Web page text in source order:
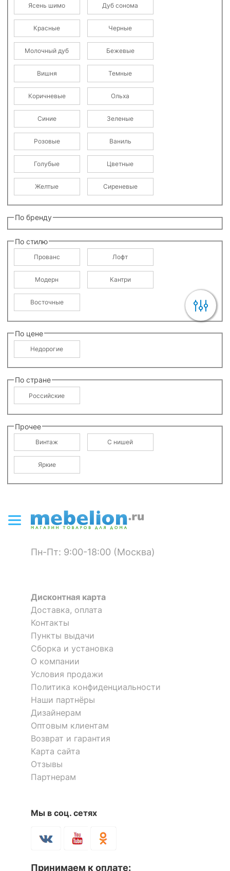
Ясень шимо Дуб сонома
Красные Черные
Молочный дуб Бежевые
Вишня Темные
Коричневые Ольха
Синие Зеленые
Розовые Ваниль
Голубые Цветные
Желтые Сиреневые
По бренду
По стилю
Прованс Лофт
Модерн Кантри
Восточные
По цене
Недорогие
По стране
Российские
Прочее
Винтаж С нишей
Яркие
Пн-Пт: 9:00-18:00 (Москва)
Дисконтная карта
Доставка, оплата
Контакты
Пункты выдачи
Сборка и установка
О компании
Условия продажи
Политика конфиденциальности
Наши партнёры
Дизайнерам
Оптовым клиентам
Возврат и гарантия
Карта сайта
Отзывы
Партнерам
Мы в соц. сетях
Принимаем к оплате: